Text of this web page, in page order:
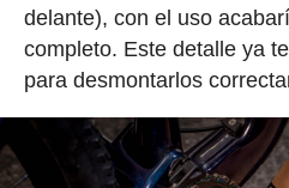
delante), con el uso
completo. Este detalle ya
para desmontarlos